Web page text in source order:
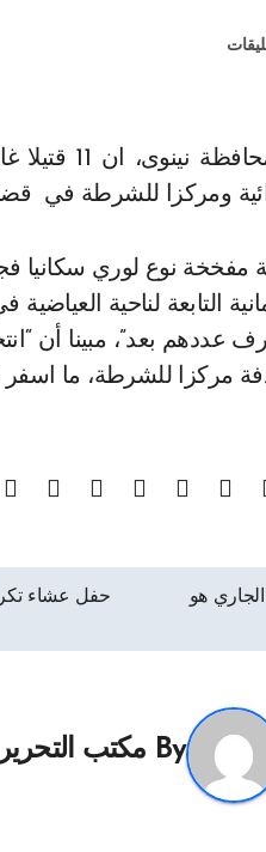
ومركزا للشرطة في
مفخخة نوع لوري سكانيا
بعد”، مبينا أن
مركزا للشرطة، ما
تشرين الأول الجاري هو
حفل عشاء
By مكتب التحرير